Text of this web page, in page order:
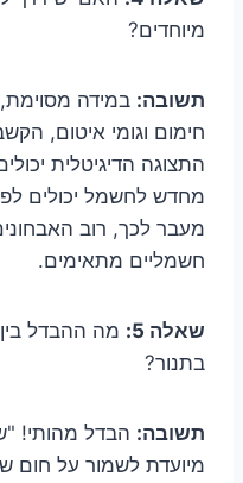
מיוחדים?
תשובה: במידה מסוימת,
חימום וגומי איטום,
התצוגה הדיגיטלית
מחדש לחשמל יכולים
מעבר לכך, רוב האבחונים
חשמליים מתאימים.
שאלה 5:
מה ההבדל
בתנור?
תשובה:
מיועדת לשמור על חום